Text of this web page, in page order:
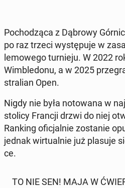
Po­cho­dzą­ca z Dąbrowy
po raz trzeci wy­stę­pu­je w
le­mo­we­go tur­nie­ju. W 2022
Wim­ble­do­nu, a w 2025
stra­lian Open.
Nigdy nie była no­to­wa­na w
stolicy Francji drzwi do niej
Ranking ofi­cjal­nie zo­sta­nie
jednak wir­tu­al­nie już plasuje
ce.
TO NIE SEN! MAJA W